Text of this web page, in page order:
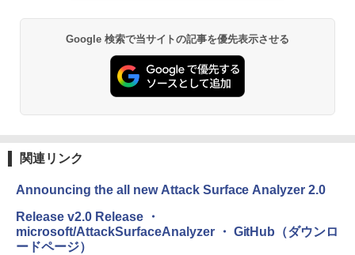
Google 検索で当サイトの記事を優先表示させる
関連リンク
Announcing the all new Attack Surface Analyzer 2.0
Release v2.0 Release ・
microsoft/AttackSurfaceAnalyzer ・ GitHub（ダウンロ
ードページ）